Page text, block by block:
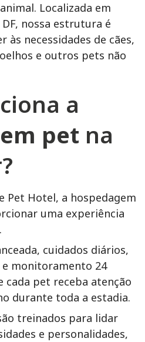
Localizada em
nossa estrutura é
às necessidades de cães,
e outros pets não
a
pet na
Pet Hotel, a hospedagem
uma experiência
cuidados diários,
monitoramento 24
cada pet receba atenção
durante toda a estadia.
treinados para lidar
e personalidades,